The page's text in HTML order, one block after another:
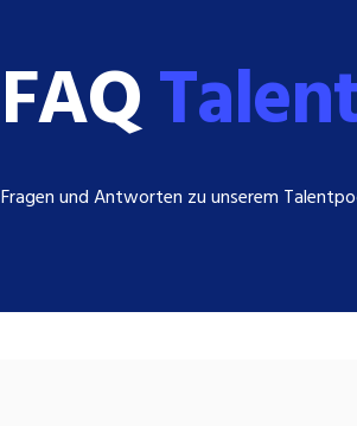
FAQ
Fragen und Antworten zu unserem